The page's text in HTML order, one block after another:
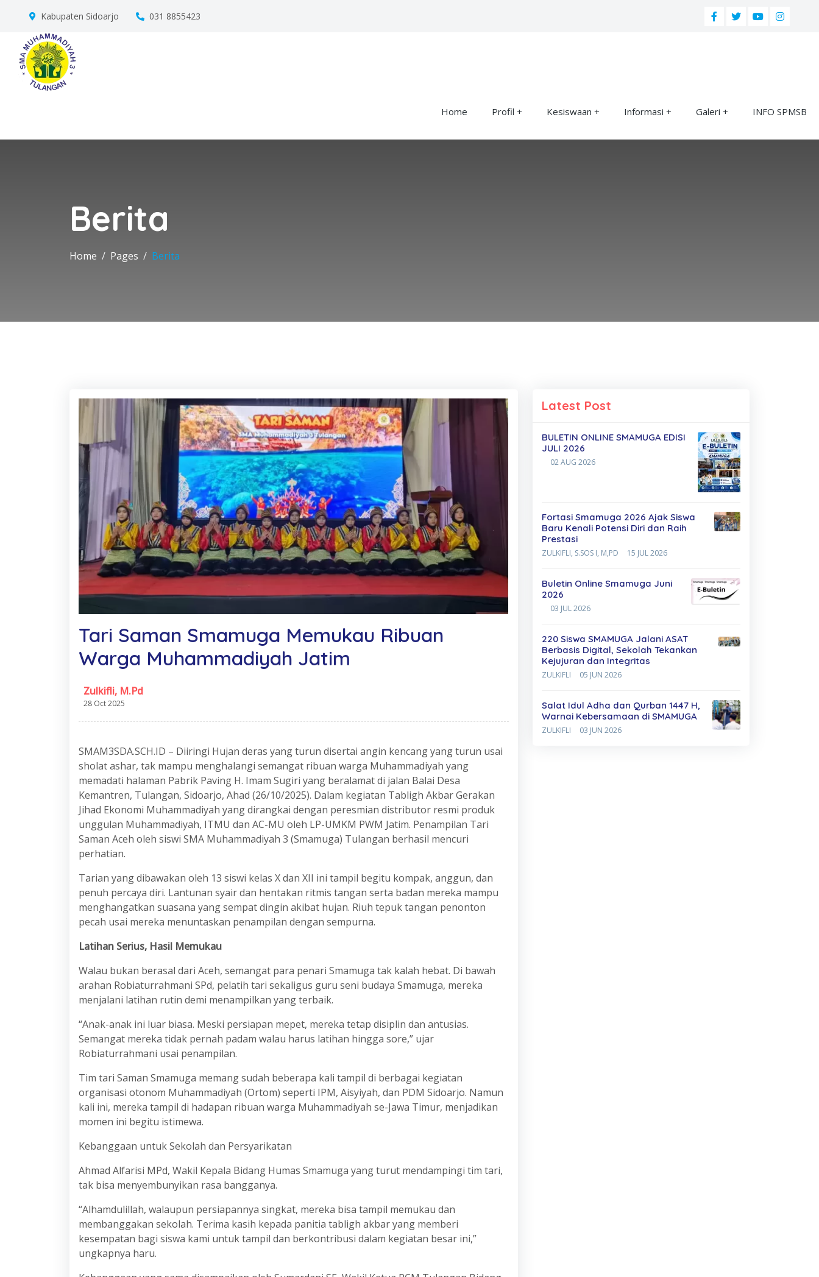
Kabupaten Sidoarjo 031 8855423
Home Profil Kesiswaan Informasi Galeri INFO SPMSB
Berita
Home Pages Berita
Tari Saman Smamuga Memukau Ribuan
Warga Muhammadiyah Jatim
Zulkifli, M.Pd
28 Oct 2025
SMAM3SDA.SCH.ID – Diiringi Hujan deras yang turun disertai angin kencang yang turun usai
sholat ashar, tak mampu menghalangi semangat ribuan warga Muhammadiyah yang
memadati halaman Pabrik Paving H. Imam Sugiri yang beralamat di jalan Balai Desa
Kemantren, Tulangan, Sidoarjo, Ahad (26/10/2025). Dalam kegiatan Tabligh Akbar Gerakan
Jihad Ekonomi Muhammadiyah yang dirangkai dengan peresmian distributor resmi produk
unggulan Muhammadiyah, ITMU dan AC-MU oleh LP-UMKM PWM Jatim. Penampilan Tari
Saman Aceh oleh siswi SMA Muhammadiyah 3 (Smamuga) Tulangan berhasil mencuri
perhatian.
Tarian yang dibawakan oleh 13 siswi kelas X dan XII ini tampil begitu kompak, anggun, dan
penuh percaya diri. Lantunan syair dan hentakan ritmis tangan serta badan mereka mampu
menghangatkan suasana yang sempat dingin akibat hujan. Riuh tepuk tangan penonton
pecah usai mereka menuntaskan penampilan dengan sempurna.
Latihan Serius, Hasil Memukau
Walau bukan berasal dari Aceh, semangat para penari Smamuga tak kalah hebat. Di bawah
arahan Robiaturrahmani SPd, pelatih tari sekaligus guru seni budaya Smamuga, mereka
menjalani latihan rutin demi menampilkan yang terbaik.
“Anak-anak ini luar biasa. Meski persiapan mepet, mereka tetap disiplin dan antusias.
Semangat mereka tidak pernah padam walau harus latihan hingga sore,” ujar
Robiaturrahmani usai penampilan.
Tim tari Saman Smamuga memang sudah beberapa kali tampil di berbagai kegiatan
organisasi otonom Muhammadiyah (Ortom) seperti IPM, Aisyiyah, dan PDM Sidoarjo. Namun
kali ini, mereka tampil di hadapan ribuan warga Muhammadiyah se-Jawa Timur, menjadikan
momen ini begitu istimewa.
Kebanggaan untuk Sekolah dan Persyarikatan
Ahmad Alfarisi MPd, Wakil Kepala Bidang Humas Smamuga yang turut mendampingi tim tari,
tak bisa menyembunyikan rasa bangganya.
“Alhamdulillah, walaupun persiapannya singkat, mereka bisa tampil memukau dan
membanggakan sekolah. Terima kasih kepada panitia tabligh akbar yang memberi
kesempatan bagi siswa kami untuk tampil dan berkontribusi dalam kegiatan besar ini,”
ungkapnya haru.
Latest Post
BULETIN ONLINE SMAMUGA EDISI
JULI 2026
02 AUG 2026
Fortasi Smamuga 2026 Ajak Siswa
Baru Kenali Potensi Diri dan Raih
Prestasi
ZULKIFLI, S.SOS I, M,PD 15 JUL 2026
Buletin Online Smamuga Juni
2026
03 JUL 2026
220 Siswa SMAMUGA Jalani ASAT
Berbasis Digital, Sekolah Tekankan
Kejujuran dan Integritas
ZULKIFLI 05 JUN 2026
Salat Idul Adha dan Qurban 1447 H,
Warnai Kebersamaan di SMAMUGA
ZULKIFLI 03 JUN 2026